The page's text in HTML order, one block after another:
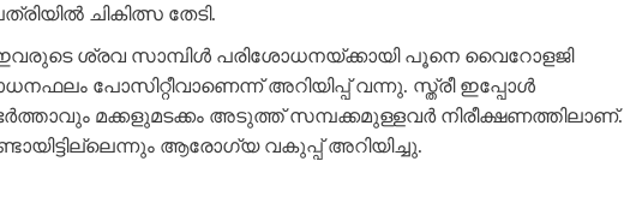
ചികിത്സ തേടി.
ശ്രവ സാമ്പിള്‍ പരിശോധനയ്ക്കായി പൂനെ വൈറോളജി
പോസിറ്റീവാണെന്ന് അറിയിപ്പ് വന്നു. സ്ത്രീ ഇപ്പോള്‍
മക്കളുമടക്കം അടുത്ത് സമ്പക്കമുള്ളവര്‍ നിരീക്ഷണത്തിലാണ്.
ആരോഗ്യ വകുപ്പ് അറിയിച്ചു.